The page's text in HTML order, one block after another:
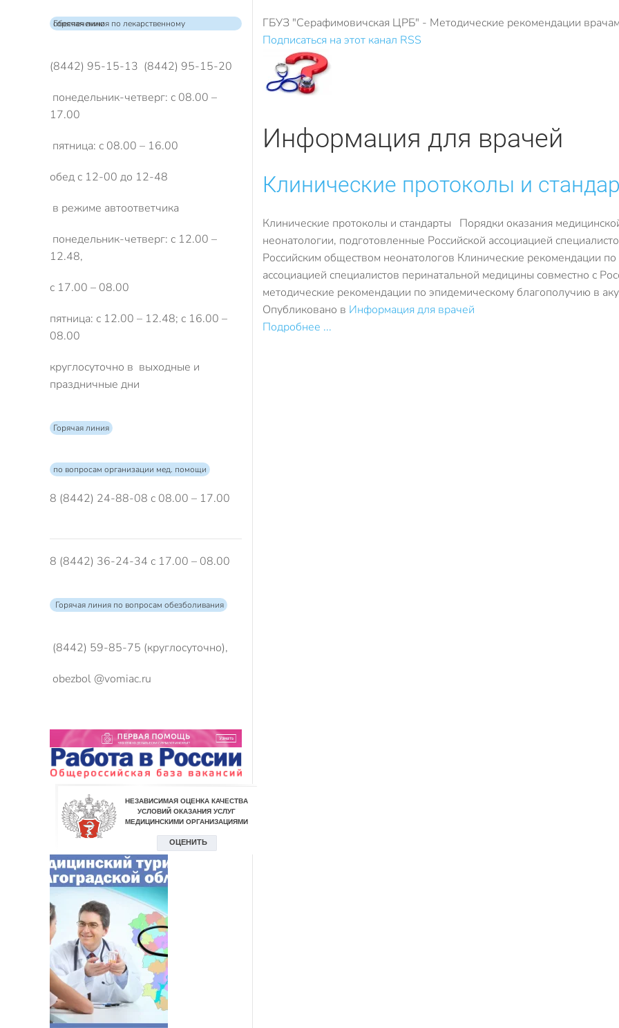
ГБУЗ "Серафимовичская ЦРБ" - Методические рекомендации врачам
Подписаться на этот канал RSS
Информация для врачей
Клинические протоколы и
Клинические протоколы и стандарты Порядки оказания
неонатологии, подготовленные Российской ассоциацией
Российским обществом неонатологов Клинические рекомендации
ассоциацией специалистов перинатальной медицины совместно с
методические рекомендации по эпидемическому благополучию в
Опубликовано в Информация для врачей
Подробнее ...
Горячая линия по лекарственному обеспечению
(8442) 95-15-13 (8442) 95-15-20
понедельник-четверг: с 08.00 –
17.00
пятница: с 08.00 – 16.00
обед с 12-00 до 12-48
в режиме автоответчика
понедельник-четверг: с 12.00 –
12.48,
с 17.00 – 08.00
пятница: с 12.00 – 12.48; с 16.00 –
08.00
круглосуточно в выходные и
праздничные дни
Горячая линия
по вопросам организации мед. помощи
8 (8442) 24-88-08 с 08.00 – 17.00
8 (8442) 36-24-34 с 17.00 – 08.00
Горячая линия по вопросам обезболивания
(8442) 59-85-75 (круглосуточно),
obezbol @vomiac.ru